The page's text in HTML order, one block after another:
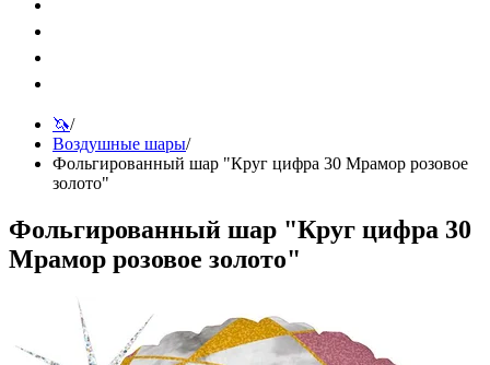
🦄/
Воздушные шары/
Фольгированный шар "Круг цифра 30 Мрамор розовое
золото"
Фольгированный шар "Круг цифра 30
Мрамор розовое золото"